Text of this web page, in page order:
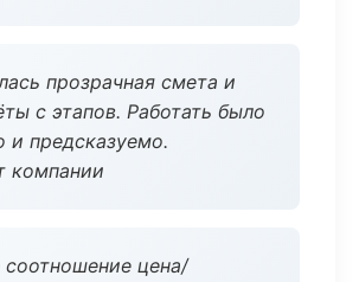
прозрачная смета и
с этапов. Работать было
и предсказуемо.
компании
цена/